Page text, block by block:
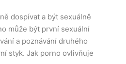
dospívat a být sexuálně
může být první sexuální
a poznávání druhého
styk. Jak porno ovlivňuje